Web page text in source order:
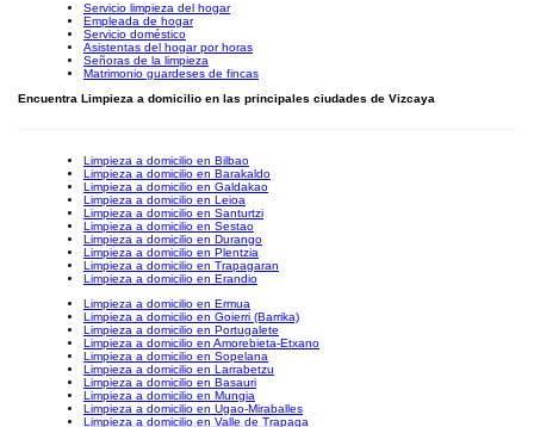
Servicio limpieza del hogar
Empleada de hogar
Servicio doméstico
Asistentas del hogar por horas
Señoras de la limpieza
Matrimonio guardeses de fincas
Encuentra Limpieza a domicilio en las principales ciudades de Vizcaya
Limpieza a domicilio en Bilbao
Limpieza a domicilio en Barakaldo
Limpieza a domicilio en Galdakao
Limpieza a domicilio en Leioa
Limpieza a domicilio en Santurtzi
Limpieza a domicilio en Sestao
Limpieza a domicilio en Durango
Limpieza a domicilio en Plentzia
Limpieza a domicilio en Trapagaran
Limpieza a domicilio en Erandio
Limpieza a domicilio en Ermua
Limpieza a domicilio en Goierri (Barrika)
Limpieza a domicilio en Portugalete
Limpieza a domicilio en Amorebieta-Etxano
Limpieza a domicilio en Sopelana
Limpieza a domicilio en Larrabetzu
Limpieza a domicilio en Basauri
Limpieza a domicilio en Mungia
Limpieza a domicilio en Ugao-Miraballes
Limpieza a domicilio en Valle de Trapaga